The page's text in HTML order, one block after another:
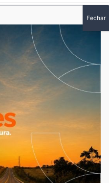
SOBRE
A história do
Durante 15 anos,
pautado sempre
comprometimento
do jornal, que desde